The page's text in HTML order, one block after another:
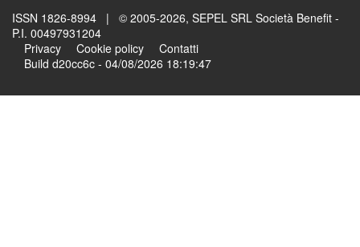
ISSN 1826-8994 | © 2005-2026, SEPEL SRL Società Benefit -
P.I. 00497931204
Privacy
Cookie policy
Contatti
Build d20cc6c - 04/08/2026 18:19:47